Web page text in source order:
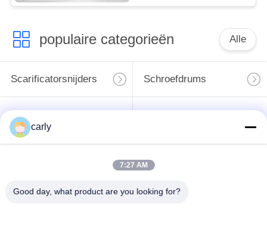
populaire categorieën Alle
Scarificatorsnijders Schroefdrums
Scarifiers Schachten
& Spacers
het frezen met
Airtec
Accessories
carly
7:27 AM
Good day, what product are you looking for?